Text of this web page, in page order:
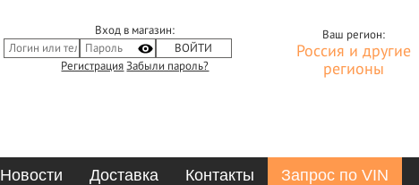
Вход в магазин:
Регистрация Забыли пароль?
Ваш регион:
Россия и другие
регионы
Новости Доставка Контакты Запрос по VIN